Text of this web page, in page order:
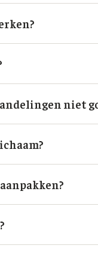
niet